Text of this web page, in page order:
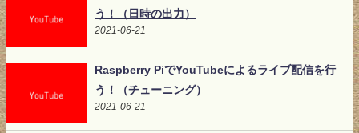
う！（日時の出力）
2021-06-21
Raspberry PiでYouTubeによるライブ配信を行
う！（チューニング）
2021-06-21